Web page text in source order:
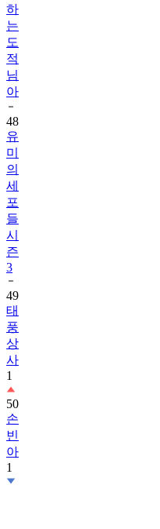
하
는
도
적
님
아
48
유
미
의
세
포
들
시
즌
3
49
태
풍
상
사
1
50
손
빈
아
1